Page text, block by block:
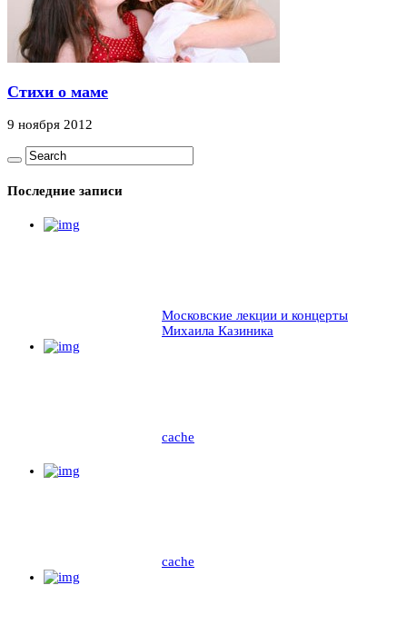
Стихи о маме
9 ноября 2012
Последние записи
Московские лекции и концерты
Михаила Казиника
cache
cache